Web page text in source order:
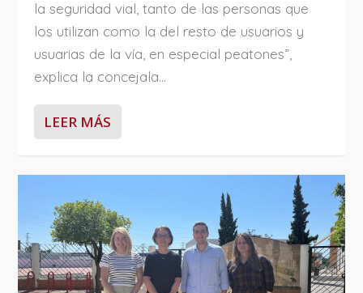
la seguridad vial, tanto de las personas que
los utilizan como la del resto de usuarios y
usuarias de la vía, en especial peatones”,
explica la concejala...
LEER MÁS